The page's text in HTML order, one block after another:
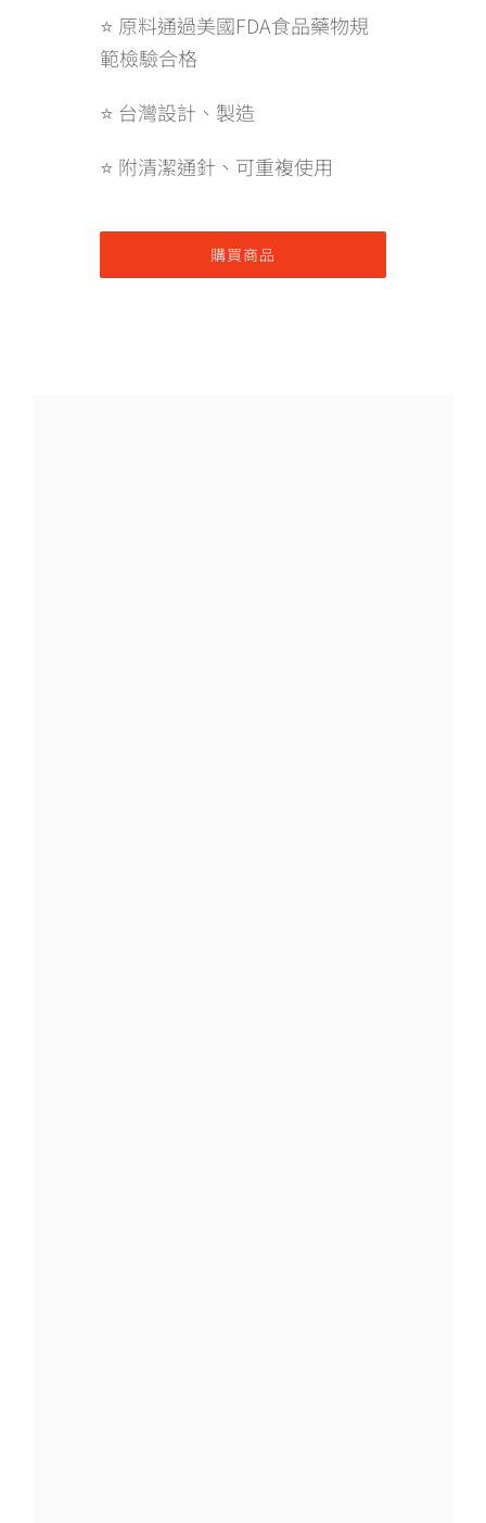
⭐ 原料通過美國FDA食品藥物規
範檢驗合格
⭐ 台灣設計、製造
⭐ 附清潔通針、可重複使用
購買商品